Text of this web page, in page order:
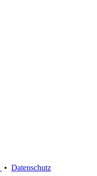
• Datenschutz